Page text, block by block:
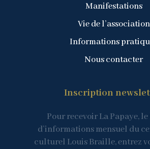
Manifestations
Vie de l’association
Informations
Nous contacter
Inscription
Pour recevoir La Papaye,
d’informations mensuel du
culturel Louis Braille, entrez